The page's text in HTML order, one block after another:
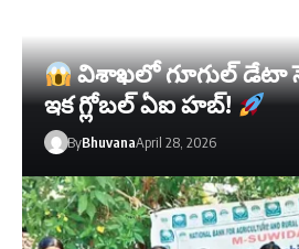
విశాఖలో గూగుల్ డేటా
ఇక గ్లోబల్ ఏఐ హబ్!
ByBhuvanaApril 28, 2026